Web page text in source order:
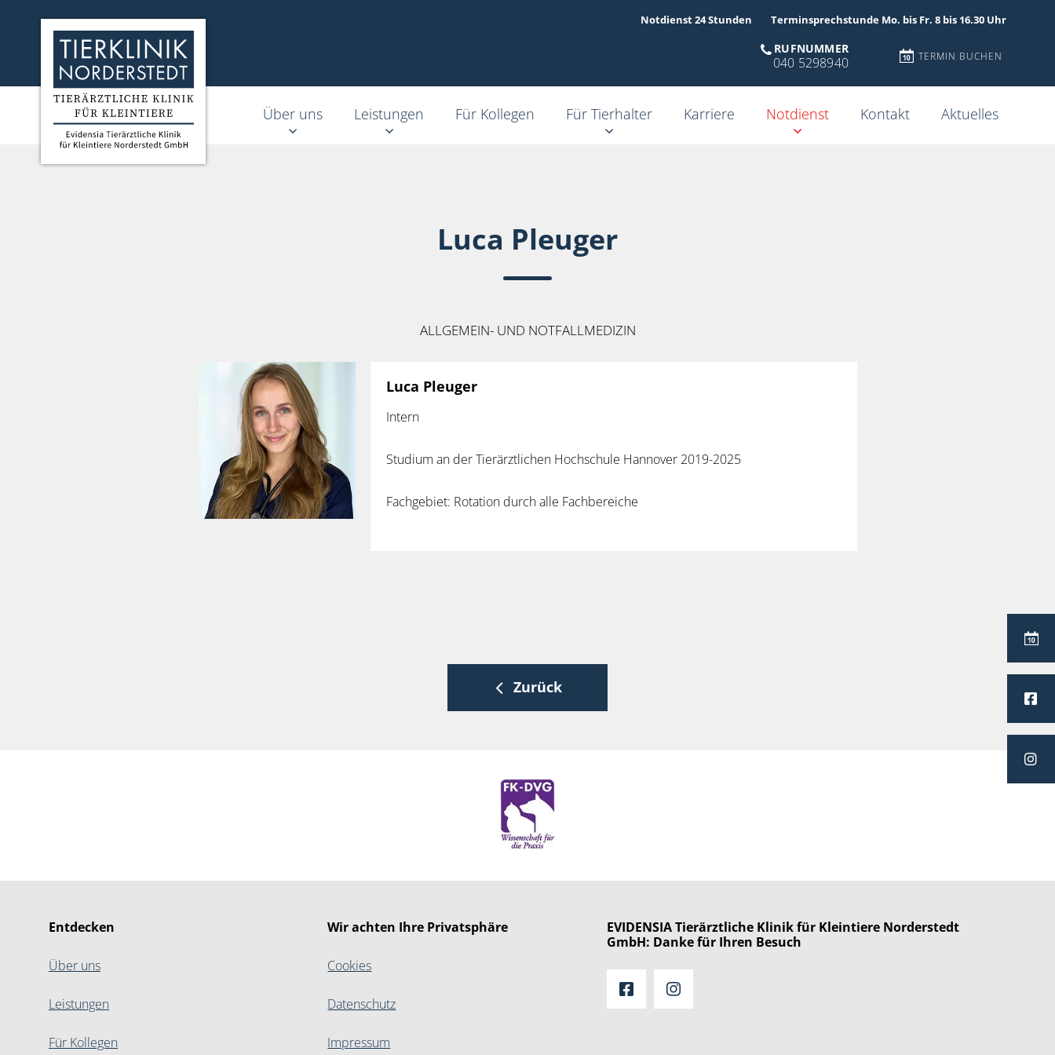
Notdienst 24 Stunden Terminsprechstunde Mo. bis Fr. 8 bis 16.30 Uhr
Homepage Tierklinik Norderstedt
RUFNUMMER
040 5298940 TERMIN BUCHEN
Über uns Leistungen Für Kollegen Für Tierhalter Karriere Notdienst Kontakt Aktuelles
Luca Pleuger
ALLGEMEIN- UND NOTFALLMEDIZIN
Luca Pleuger
Intern
Studium an der Tierärztlichen Hochschule Hannover 2019-2025
Fachgebiet: Rotation durch alle Fachbereiche
Zurück
Entdecken
Über uns
Leistungen
Für Kollegen
Wir achten Ihre Privatsphäre
Cookies
Datenschutz
Impressum
EVIDENSIA Tierärztliche Klinik für Kleintiere Norderstedt
GmbH: Danke für Ihren Besuch